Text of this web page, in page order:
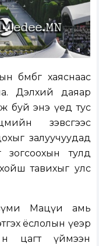
хаяснаас
Дэлхий даяар
буй энэ үед тус
зэвсгээс
залуучуудад
зогсоохын тулд
тавихыг улс
Мацүи амь
ёслолын үеэр
цагт үймээн